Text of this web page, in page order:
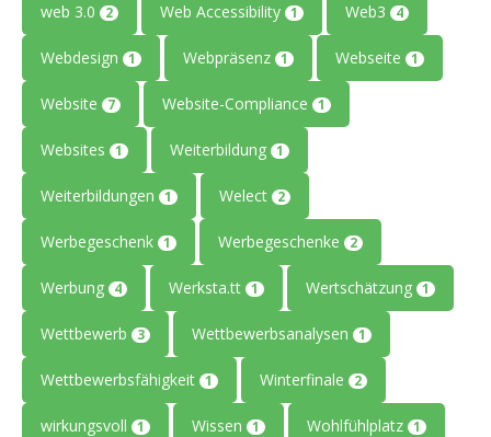
web 3.0 2 Web Accessibility 1 Web3 4
Webdesign 1 Webpräsenz 1 Webseite 1
Website 7 Website-Compliance 1
Websites 1 Weiterbildung 1
Weiterbildungen 1 Welect 2
Werbegeschenk 1 Werbegeschenke 2
Werbung 4 Werksta.tt 1 Wertschätzung 1
Wettbewerb 3 Wettbewerbsanalysen 1
Wettbewerbsfähigkeit 1 Winterfinale 2
wirkungsvoll 1 Wissen 1 Wohlfühlplatz 1